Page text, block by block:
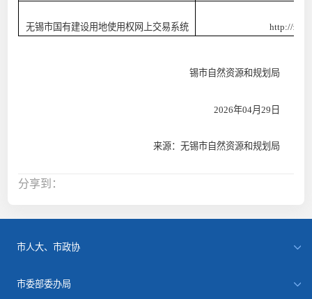
无锡市国有建设用地使用权网上交易系统 http://
锡市自然资源和规划局
2026年04月29 日
来源：无锡市自然资源和规划局
分享到：
市人大、市政协
市委部委办局